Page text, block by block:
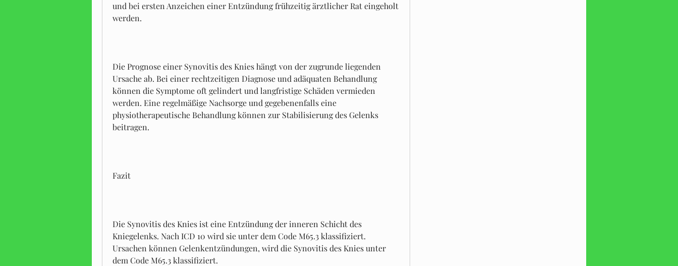
und bei ersten Anzeichen einer Entzündung frühzeitig ärztlicher Rat eingeholt
werden.
Die Prognose einer Synovitis des Knies hängt von der zugrunde liegenden
Ursache ab. Bei einer rechtzeitigen Diagnose und adäquaten Behandlung
können die Symptome oft gelindert und langfristige Schäden vermieden
werden. Eine regelmäßige Nachsorge und gegebenenfalls eine
physiotherapeutische Behandlung können zur Stabilisierung des Gelenks
beitragen.
Fazit
Die Synovitis des Knies ist eine Entzündung der inneren Schicht des
Kniegelenks. Nach ICD 10 wird sie unter dem Code M65.3 klassifiziert.
Ursachen können Gelenkentzündungen, wird die Synovitis des Knies unter
dem Code M65.3 klassifiziert.